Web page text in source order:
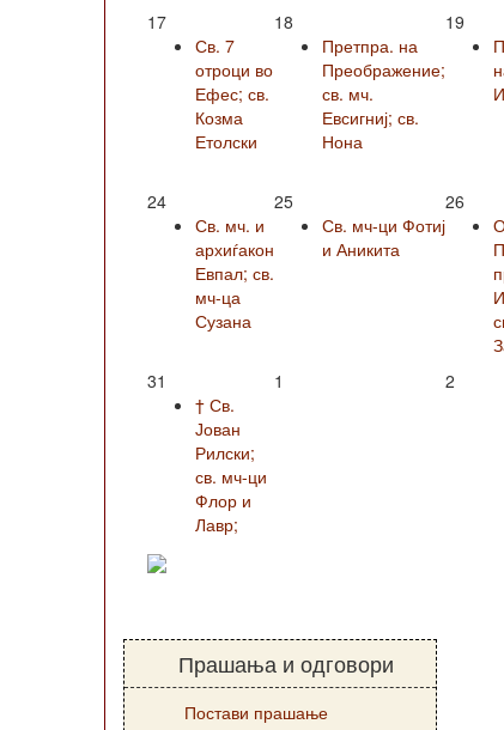
17
Св. 7
отроци во
Ефес; св.
Козма
Етолски
18
Претпра. на
Преображение;
св. мч.
Евсигниј; св.
Нона
19
24
Св. мч. и
архиѓакон
Евпал; св.
мч-ца
Сузана
25
Св. мч-ци Фотиј
и Аникита
26
31
† Св.
Јован
Рилски;
св. мч-ци
Флор и
Лавр;
1 2
Прашања и одговори
Постави прашање